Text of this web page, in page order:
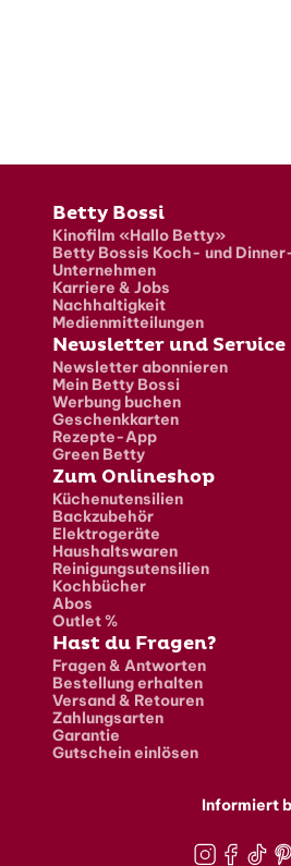
Fusszeile
Betty Bossi
Kinofilm «Hallo Betty»
Betty Bossis Koch- und
Unternehmen
Karriere & Jobs
Nachhaltigkeit
Medienmitteilungen
Newsletter und Service
Newsletter abonnieren
Mein Betty Bossi
Werbung buchen
Geschenkkarten
Rezepte-App
Green Betty
Zum Onlineshop
Küchenutensilien
Backzubehör
Elektrogeräte
Haushaltswaren
Reinigungsutensilien
Kochbücher
Abos
Outlet %
Hast du Fragen?
Fragen & Antworten
Bestellung erhalten
Versand & Retouren
Zahlungsarten
Garantie
Gutschein einlösen
Informiert